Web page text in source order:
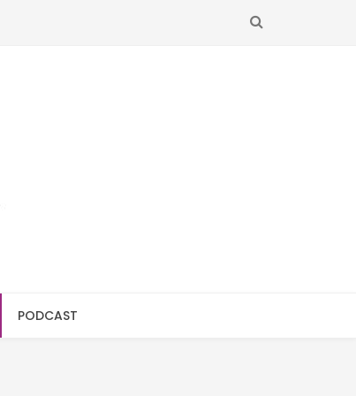
SEARCH
PODCAST